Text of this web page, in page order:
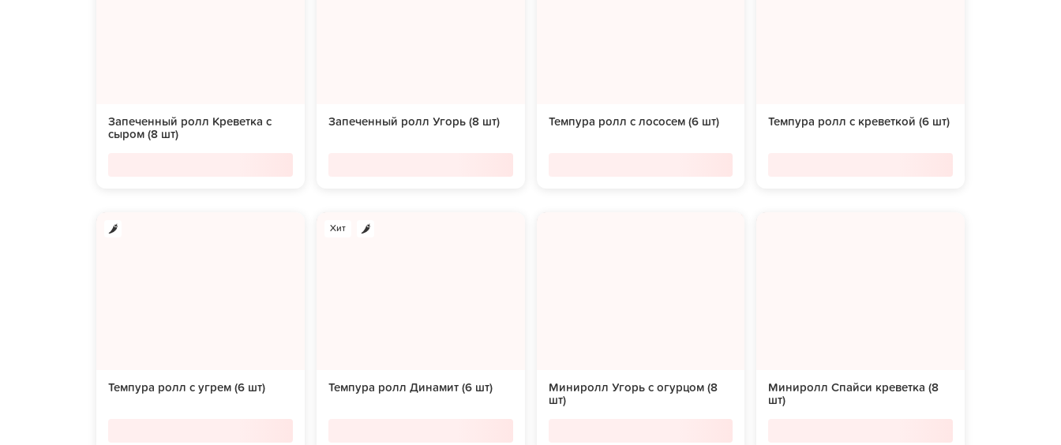
Запеченный ролл Креветка с
сыром (8 шт)
Запеченный ролл Угорь (8 шт) Темпура ролл с лососем (6 шт) Темпура ролл с креветкой (6 шт)
Темпура ролл с угрем (6 шт)
Хит
Темпура ролл Динамит (6 шт)
Миниролл Угорь с огурцом (8
шт)
Миниролл Спайси креветка (8
шт)